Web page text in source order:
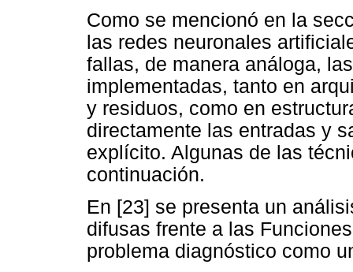
Como se mencionó en la
las redes neuronales
fallas, de manera análoga,
implementadas, tanto en
y residuos, como en
directamente las entradas y
explícito. Algunas de las
continuación.
En [23] se presenta un
difusas frente a las
problema diagnóstico como